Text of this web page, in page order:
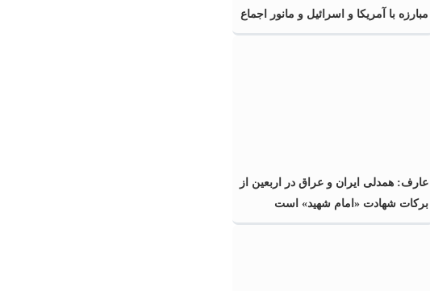
مبارزه با آمریکا و اسرائیل و مانور اجماع
جبهه مقاومت و ملت‌های آزادی‌خواه در
عارف: همدلی ایران و عراق در اربعین از
برکات شهادت «امام شهید» است